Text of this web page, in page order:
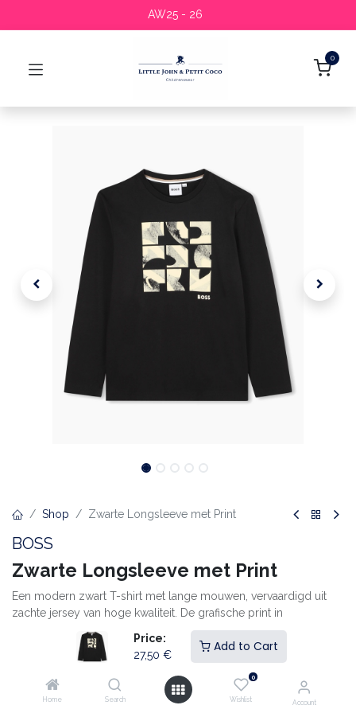
Price:
27,50 €
Add to Cart
Home Search
0
Wishlist Account
AW25 - 26
0
Shop Zwarte Longsleeve met Print
BOSS
Zwarte Longsleeve met Print
Een modern zwart T-shirt met lange mouwen, vervaardigd uit
zachte jersey van hoge kwaliteit. De grafische print in
crèmekleur op de borst geeft het ontwerp een eigentijdse en
stijlvolle uitstraling. Ideaal om zowel apart te dragen als onder
een vest of jas.
Zachte katoenen jersey met een gladde structuur